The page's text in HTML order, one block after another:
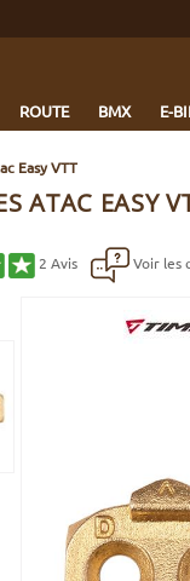
ROUTE BMX E-
Easy VTT
ATAC EASY
2 Avis Voir les